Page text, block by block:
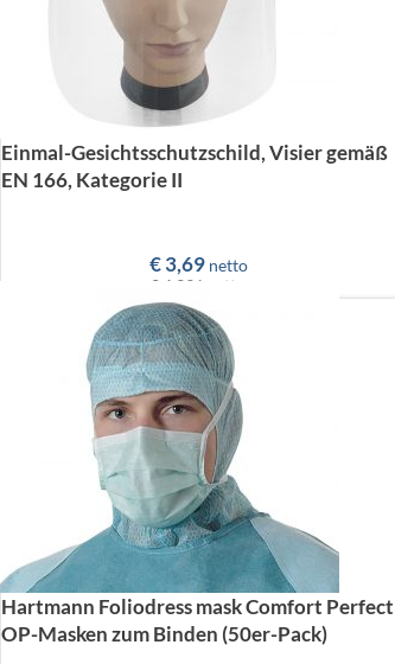
Einmal-Gesichtsschutzschild, Visier gemäß
EN 166, Kategorie II
€3,69 netto
€ 4,39 brutto
Hartmann Foliodress mask Comfort Perfect
OP-Masken zum Binden (50er-Pack)